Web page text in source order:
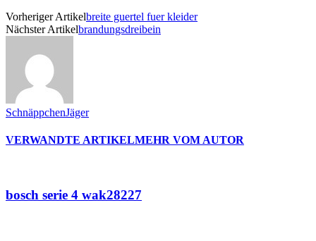
Vorheriger Artikelbreite guertel fuer kleider
Nächster Artikelbrandungsdreibein
SchnäppchenJäger
VERWANDTE ARTIKELMEHR VOM AUTOR
bosch serie 4 wak28227